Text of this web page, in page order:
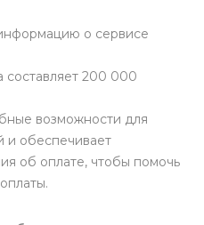
о сервисе
составляет 200 000
возможности для
и обеспечивает
об оплате, чтобы помочь